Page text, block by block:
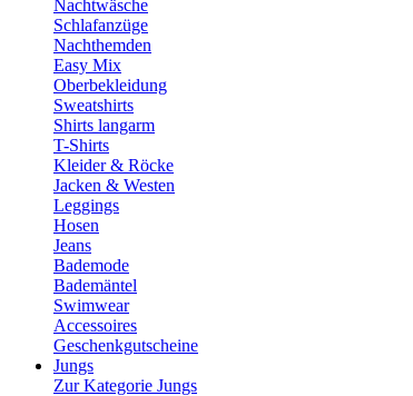
Nachtwäsche
Schlafanzüge
Nachthemden
Easy Mix
Oberbekleidung
Sweatshirts
Shirts langarm
T-Shirts
Kleider & Röcke
Jacken & Westen
Leggings
Hosen
Jeans
Bademode
Bademäntel
Swimwear
Accessoires
Geschenkgutscheine
Jungs
Zur Kategorie Jungs